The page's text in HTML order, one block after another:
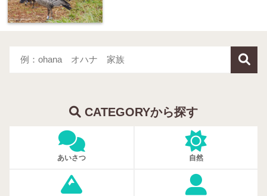
CATEGORYから探す
あいさつ 自然